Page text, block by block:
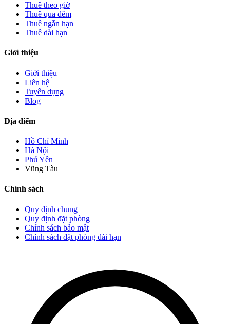
Thuê theo giờ
Thuê qua đêm
Thuê ngắn hạn
Thuê dài hạn
Giới thiệu
Giới thiệu
Liên hệ
Tuyển dụng
Blog
Địa điểm
Hồ Chí Minh
Hà Nội
Phú Yên
Vũng Tàu
Chính sách
Quy định chung
Quy định đặt phòng
Chính sách bảo mật
Chính sách đặt phòng dài hạn